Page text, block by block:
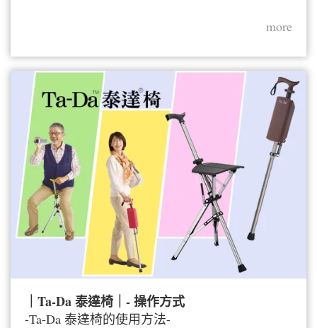
more
｜Ta-Da 泰達椅｜- 操作方式
-Ta-Da 泰達椅的使用方法-